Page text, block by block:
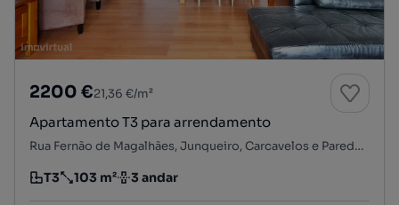
2200 €21,36 €/m²
Apartamento T3 para arrendamento
Rua Fernão de Magalhães, Junqueiro, Carcavelos e Parede, Cascais, Lisboa
Tipologia
T3
Preço por metro quadrado
103 m²
Andar 3 andar